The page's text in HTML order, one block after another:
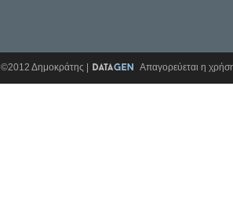
©2012 Δημοκράτης | Απαγορεύεται η